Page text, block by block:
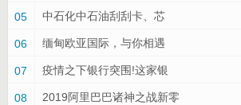
05 中石化中石油刮刮卡、芯
06 缅甸欧亚国际，与你相遇
07 疫情之下银行突围!这家银
08 2019阿里巴巴诸神之战新零